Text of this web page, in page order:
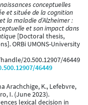
conceptuelles
et située de la cognition
la maladie d’Alzheimer :
et son impact dans
[Doctoral thesis,
ORBi UMONS-University
20.500.12907/46449
46449
Arachchige, K., Lefebvre,
I. (June 2023).
lexical decision in